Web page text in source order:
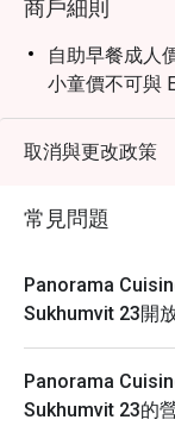
商戶細則
自助早餐成人
小童價不可與
取消與更改政策
常見問題
Panorama
Sukhumvit 23開
Panorama
Sukhumvit 23的